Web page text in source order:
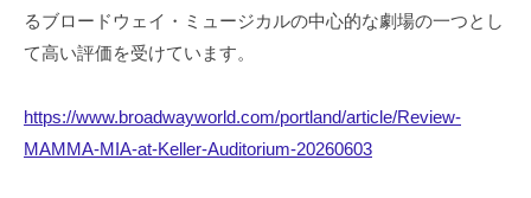
るブロードウェイ・ミュージカルの中心的な劇場の一つとし
て高い評価を受けています。
https://www.broadwayworld.com/portland/article/Review-
MAMMA-MIA-at-Keller-Auditorium-20260603